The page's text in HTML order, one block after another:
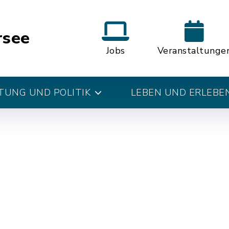
Jobs
UND POLITIK LEBEN UND